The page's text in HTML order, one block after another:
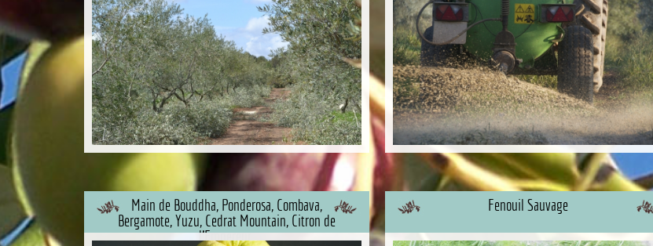
Main de Bouddha, Ponderosa, Combava,
Bergamote, Yuzu, Cedrat Mountain, Citron de
l'Empereur.
Fenouil Sauvage